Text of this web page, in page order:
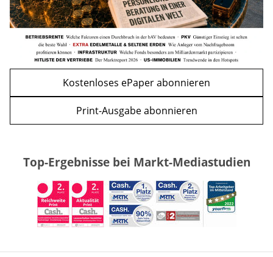
Kostenloses ePaper abonnieren
Print-Ausgabe abonnieren
Top-Ergebnisse bei Markt-Mediastudien